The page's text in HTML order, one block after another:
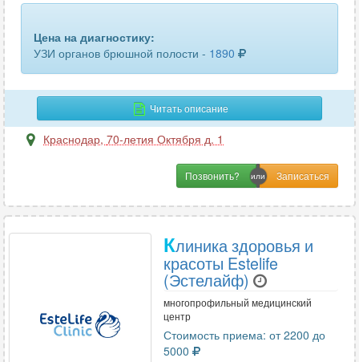
щитовидной железы
13
эластография щитовидной железы
яичников
Цена на диагностику:
УЗИ органов брюшной полости - 1890
Читать описание
Краснодар, 70-летия Октября д. 1
Позвонить?
Клиника здоровья и
красоты Estelife
(Эстелайф)
многопрофильный медицинский
центр
Стоимость приема: от 2200 до
5000